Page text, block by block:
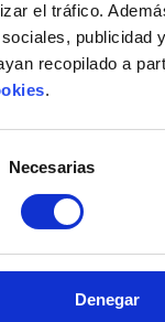
el tráfico.
publicidad
recopilado a
.
Necesarias
Denegar
busca
Cantabria. El
de Liencres,
en Cantabria.
a la